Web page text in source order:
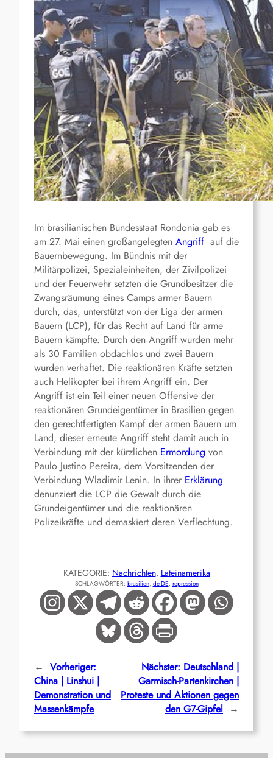
Im brasilianischen Bundesstaat Rondonia gab es
am 27. Mai einen großangelegten Angriff auf die
Bauernbewegung. Im Bündnis mit der
Militärpolizei, Spezialeinheiten, der Zivilpolizei
und der Feuerwehr setzten die Grundbesitzer die
Zwangsräumung eines Camps armer Bauern
durch, das, unterstützt von der Liga der armen
Bauern (LCP), für das Recht auf Land für arme
Bauern kämpfte. Durch den Angriff wurden mehr
als 30 Familien obdachlos und zwei Bauern
wurden verhaftet. Die reaktionären Kräfte setzten
auch Helikopter bei ihrem Angriff ein. Der
Angriff ist ein Teil einer neuen Offensive der
reaktionären Grundeigentümer in Brasilien gegen
den gerechtfertigten Kampf der armen Bauern um
Land, dieser erneute Angriff steht damit auch in
Verbindung mit der kürzlichen Ermordung von
Paulo Justino Pereira, dem Vorsitzenden der
Verbindung Wladimir Lenin. In ihrer Erklärung
denunziert die LCP die Gewalt durch die
Grundeigentümer und die reaktionären
Polizeikräfte und demaskiert deren Verflechtung.
KATEGORIE: Nachrichten, Lateinamerika
SCHLAGWÖRTER: brasilien, de-DE, repression
← Vorheriger:
China | Linshui |
Demonstration und
Massenkämpfe
Nächster: Deutschland |
Garmisch-Partenkirchen |
Proteste und Aktionen gegen
den G7-Gipfel →